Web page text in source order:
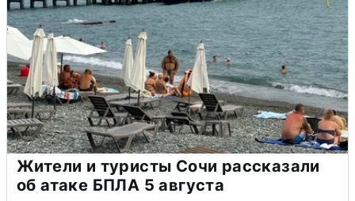
Жители и туристы Сочи рассказали
об атаке БПЛА 5 августа